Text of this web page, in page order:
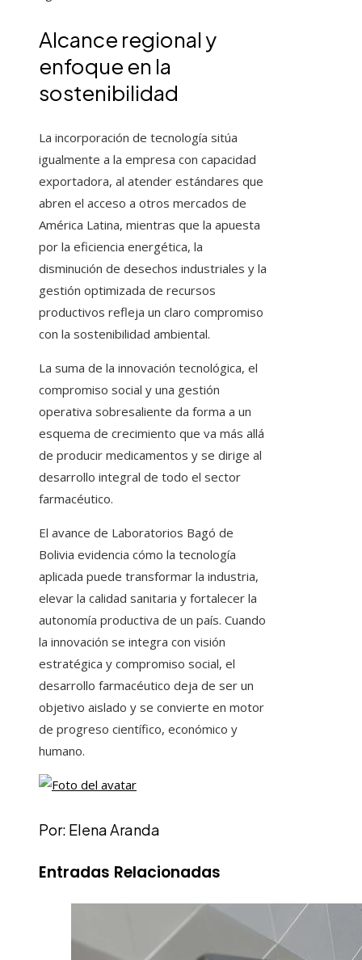
Alcance regional y
enfoque en la
sostenibilidad
La incorporación de tecnología sitúa
igualmente a la empresa con capacidad
exportadora, al atender estándares que
abren el acceso a otros mercados de
América Latina, mientras que la apuesta
por la eficiencia energética, la
disminución de desechos industriales y la
gestión optimizada de recursos
productivos refleja un claro compromiso
con la sostenibilidad ambiental.
La suma de la innovación tecnológica, el
compromiso social y una gestión
operativa sobresaliente da forma a un
esquema de crecimiento que va más allá
de producir medicamentos y se dirige al
desarrollo integral de todo el sector
farmacéutico.
El avance de Laboratorios Bagó de
Bolivia evidencia cómo la tecnología
aplicada puede transformar la industria,
elevar la calidad sanitaria y fortalecer la
autonomía productiva de un país. Cuando
la innovación se integra con visión
estratégica y compromiso social, el
desarrollo farmacéutico deja de ser un
objetivo aislado y se convierte en motor
de progreso científico, económico y
humano.
Por: Elena Aranda
Entradas Relacionadas